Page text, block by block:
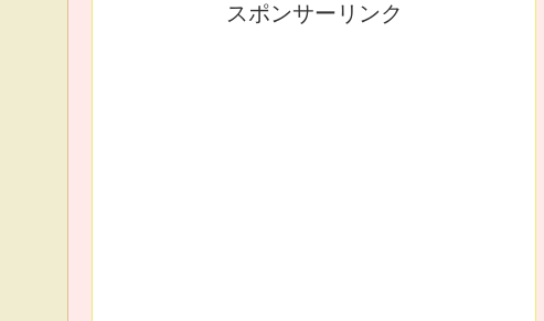
スポンサーリンク